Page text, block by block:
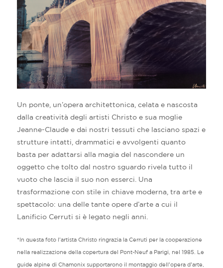
Un ponte, un’opera architettonica, celata e nascosta
dalla creatività degli artisti Christo e sua moglie
Jeanne-Claude e dai nostri tessuti che lasciano spazi e
strutture intatti, drammatici e avvolgenti quanto
basta per adattarsi alla magia del nascondere un
oggetto che tolto dal nostro sguardo rivela tutto il
vuoto che lascia il suo non esserci. Una
trasformazione con stile in chiave moderna, tra arte e
spettacolo: una delle tante opere d’arte a cui il
Lanificio Cerruti si è legato negli anni.
*In questa foto l’artista Christo ringrazia la Cerruti per la cooperazione
nella realizzazione della copertura del Pont-Neuf a Parigi, nel 1985. Le
guide alpine di Chamonix supportarono il montaggio dell’opera d’arte,